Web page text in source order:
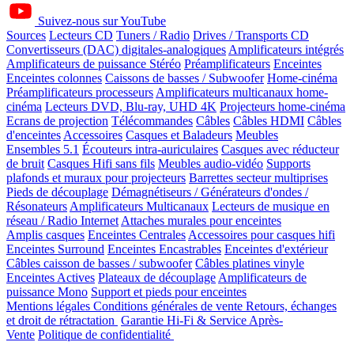
Suivez-nous sur YouTube
Sources Lecteurs CD Tuners / Radio Drives / Transports CD
Convertisseurs (DAC) digitales-analogiques Amplificateurs intégrés
Amplificateurs de puissance Stéréo Préamplificateurs Enceintes
Enceintes colonnes Caissons de basses / Subwoofer Home-cinéma
Préamplificateurs processeurs Amplificateurs multicanaux home-
cinéma Lecteurs DVD, Blu-ray, UHD 4K Projecteurs home-cinéma
Ecrans de projection Télécommandes Câbles Câbles HDMI Câbles
d'enceintes Accessoires Casques et Baladeurs Meubles
Ensembles 5.1 Écouteurs intra-auriculaires Casques avec réducteur
de bruit Casques Hifi sans fils Meubles audio-vidéo Supports
plafonds et muraux pour projecteurs Barrettes secteur multiprises
Pieds de découplage Démagnétiseurs / Générateurs d'ondes /
Résonateurs Amplificateurs Multicanaux Lecteurs de musique en
réseau / Radio Internet Attaches murales pour enceintes
Amplis casques Enceintes Centrales Accessoires pour casques hifi
Enceintes Surround Enceintes Encastrables Enceintes d'extérieur
Câbles caisson de basses / subwoofer Câbles platines vinyle
Enceintes Actives Plateaux de découplage Amplificateurs de
puissance Mono Support et pieds pour enceintes
Mentions légales Conditions générales de vente Retours, échanges
et droit de rétractation Garantie Hi-Fi & Service Après-
Vente Politique de confidentialité